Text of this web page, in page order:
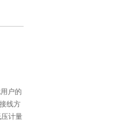
户的
线方
计量